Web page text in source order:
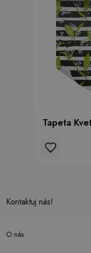
Tapeta
Kontaktuj nás!
O nás